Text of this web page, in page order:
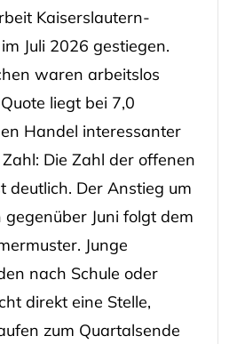
Kaiserslautern-
Juli 2026 gestiegen.
waren arbeitslos
liegt bei 7,0
Handel interessanter
Die Zahl der offenen
deutlich. Der Anstieg um
Juni folgt dem
Junge
nach Schule oder
direkt eine Stelle,
zum Quartalsende